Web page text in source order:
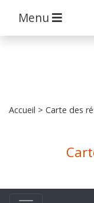
Menu
Accueil > Carte des